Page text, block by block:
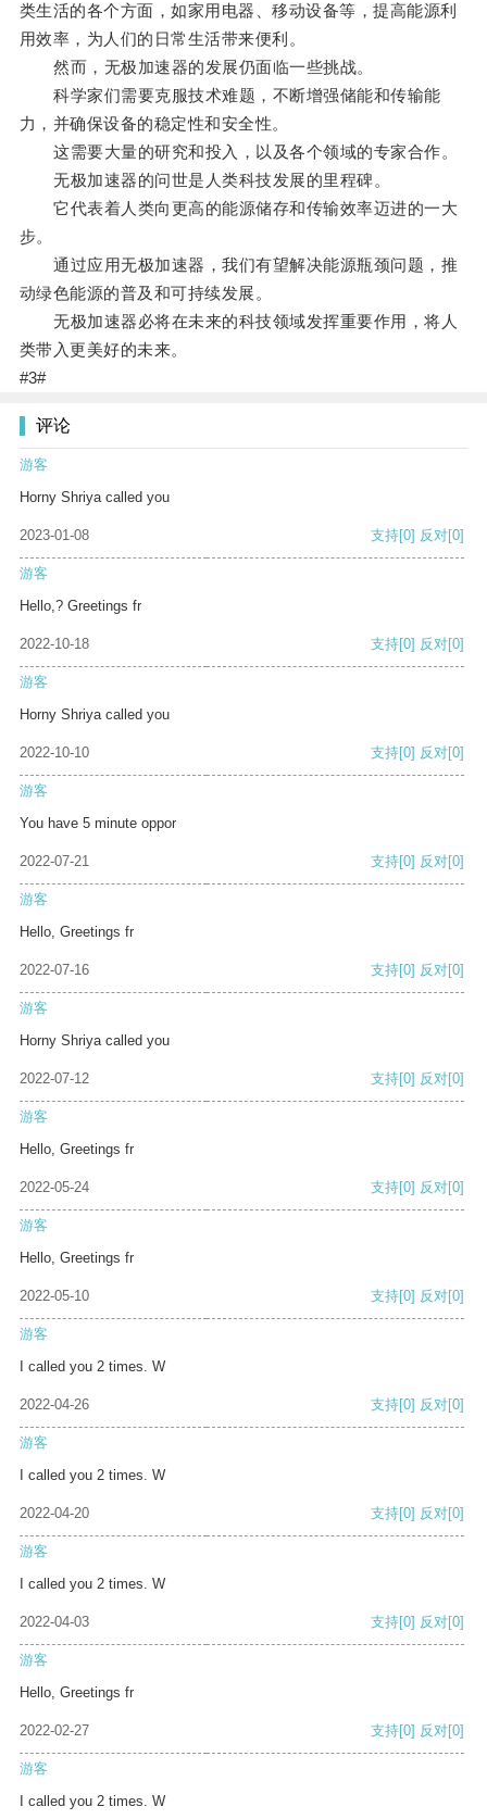
类生活的各个方面，如家用电器、移动设备等，提高能源利
用效率，为人们的日常生活带来便利。
然而，无极加速器的发展仍面临一些挑战。
科学家们需要克服技术难题，不断增强储能和传输能
力，并确保设备的稳定性和安全性。
这需要大量的研究和投入，以及各个领域的专家合作。
无极加速器的问世是人类科技发展的里程碑。
它代表着人类向更高的能源储存和传输效率迈进的一大
步。
通过应用无极加速器，我们有望解决能源瓶颈问题，推
动绿色能源的普及和可持续发展。
无极加速器必将在未来的科技领域发挥重要作用，将人
类带入更美好的未来。
#3#
评论
游客
Horny Shriya called you
2023-01-08 支持[0] 反对[0]
游客
Hello,? Greetings fr
2022-10-18 支持[0] 反对[0]
游客
Horny Shriya called you
2022-10-10 支持[0] 反对[0]
游客
You have 5 minute oppor
2022-07-21 支持[0] 反对[0]
游客
Hello, Greetings fr
2022-07-16 支持[0] 反对[0]
游客
Horny Shriya called you
2022-07-12 支持[0] 反对[0]
游客
Hello, Greetings fr
2022-05-24 支持[0] 反对[0]
游客
Hello, Greetings fr
2022-05-10 支持[0] 反对[0]
游客
I called you 2 times. W
2022-04-26 支持[0] 反对[0]
游客
I called you 2 times. W
2022-04-20 支持[0] 反对[0]
游客
I called you 2 times. W
2022-04-03 支持[0] 反对[0]
游客
Hello, Greetings fr
2022-02-27 支持[0] 反对[0]
游客
I called you 2 times. W